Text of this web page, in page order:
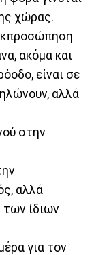
χώρας.
ακόμα και
είναι σε
αλλά
στην
αλλά
των ίδιων
για τον